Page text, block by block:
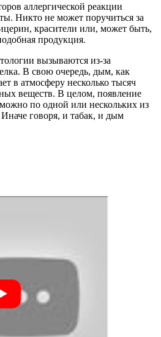
аллергической реакции
Никто не может поручиться за
красители или, может быть,
продукция.
вызываются из-за
В свою очередь, дым, как
в атмосферу несколько тысяч
веществ. В целом, появление
по одной или нескольких из
говоря, и табак, и дым